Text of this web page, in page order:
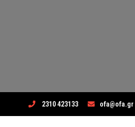
2310 423133 ofa@ofa.gr